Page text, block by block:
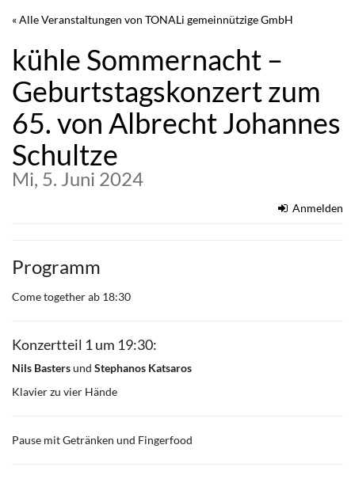
Zum
Inhalt
springen
« Alle Veranstaltungen von TONALi gemeinnützige GmbH
kühle Sommernacht –
Geburtstagskonzert zum
65. von Albrecht Johannes
Schultze
Mi, 5. Juni 2024
Anmelden
Programm
Come together ab 18:30
Konzertteil 1 um 19:30:
Nils Bastersund Stephanos Katsaros
Klavier zu vier Hände
Pause mit Getränken und Fingerfood